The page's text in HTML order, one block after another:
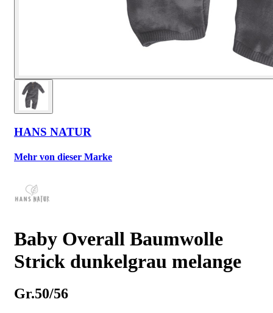
HANS NATUR
Mehr von dieser Marke
Baby Overall Baumwolle
Strick dunkelgrau melange
Gr.50/56